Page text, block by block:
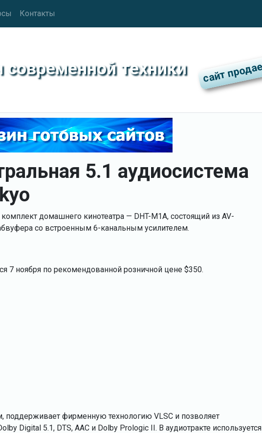
Контакты
современной техники
5.1 аудиосистема
домашнего кинотеатра — DHT-M1A, состоящий из AV-
со встроенным 6-канальным усилителем.
7 ноября по рекомендованной розничной цене $350.
фирменную технологию VLSC и позволяет
Digital 5.1, DTS, AAC и Dolby Prologic II. В аудиотракте используется